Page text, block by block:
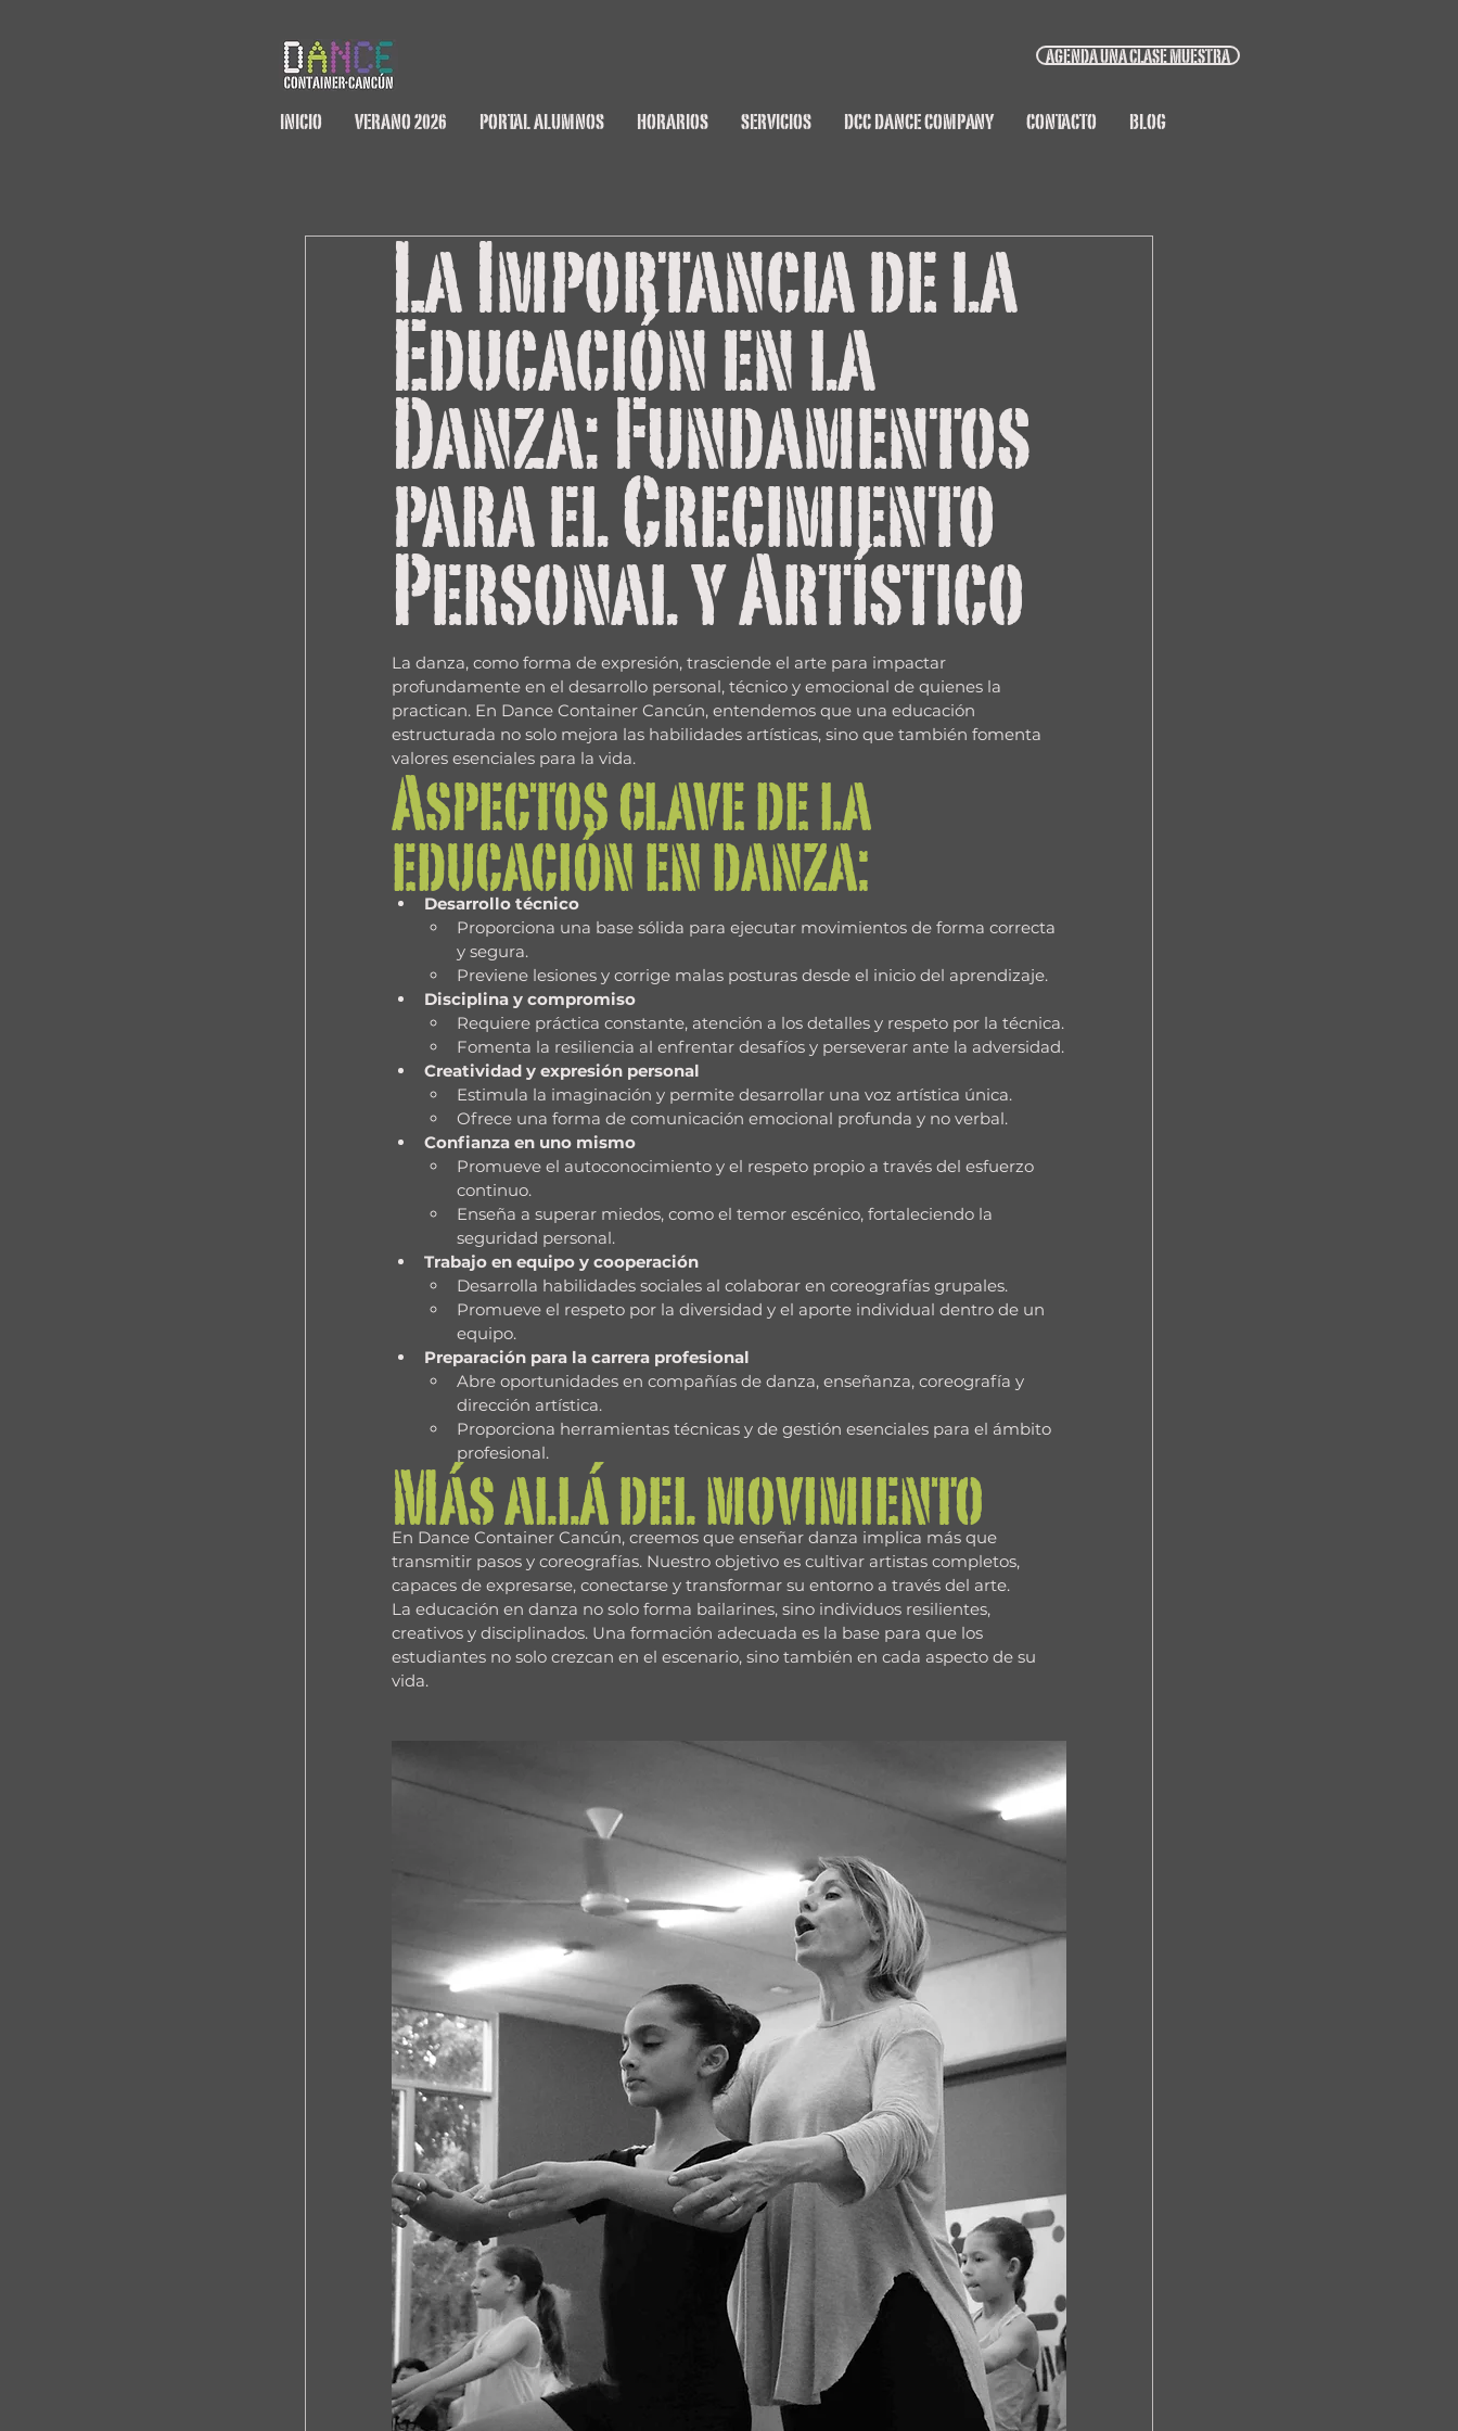
AGENDA UNA CLASE MUESTRA
INICIO VERANO 2026 PORTAL ALUMNOS HORARIOS SERVICIOS DCC DANCE COMPANY CONTACTO BLOG
La Importancia de la
Educación en la
Danza: Fundamentos
para el Crecimiento
Personal y Artístico
La danza, como forma de expresión, trasciende el arte para impactar
profundamente en el desarrollo personal, técnico y emocional de quienes la
practican. En Dance Container Cancún, entendemos que una educación
estructurada no solo mejora las habilidades artísticas, sino que también fomenta
valores esenciales para la vida.
Aspectos clave de la
educación en danza:
Desarrollo técnico
Proporciona una base sólida para ejecutar movimientos de forma correcta
y segura.
Previene lesiones y corrige malas posturas desde el inicio del aprendizaje.
Disciplina y compromiso
Requiere práctica constante, atención a los detalles y respeto por la técnica.
Fomenta la resiliencia al enfrentar desafíos y perseverar ante la adversidad.
Creatividad y expresión personal
Estimula la imaginación y permite desarrollar una voz artística única.
Ofrece una forma de comunicación emocional profunda y no verbal.
Confianza en uno mismo
Promueve el autoconocimiento y el respeto propio a través del esfuerzo
continuo.
Enseña a superar miedos, como el temor escénico, fortaleciendo la
seguridad personal.
Trabajo en equipo y cooperación
Desarrolla habilidades sociales al colaborar en coreografías grupales.
Promueve el respeto por la diversidad y el aporte individual dentro de un
equipo.
Preparación para la carrera profesional
Abre oportunidades en compañías de danza, enseñanza, coreografía y
dirección artística.
Proporciona herramientas técnicas y de gestión esenciales para el ámbito
profesional.
Más allá del movimiento
En Dance Container Cancún, creemos que enseñar danza implica más que
transmitir pasos y coreografías. Nuestro objetivo es cultivar artistas completos,
capaces de expresarse, conectarse y transformar su entorno a través del arte.
La educación en danza no solo forma bailarines, sino individuos resilientes,
creativos y disciplinados. Una formación adecuada es la base para que los
estudiantes no solo crezcan en el escenario, sino también en cada aspecto de su
vida.